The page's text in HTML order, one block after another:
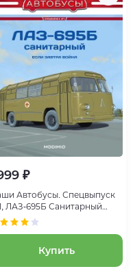
₽
Автобусы. Спецвыпуск
ЛАЗ-695Б Санитарный
завтра война
Купить